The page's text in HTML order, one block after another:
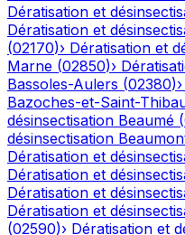
Dératisation et
Dératisation et
(02170)› Dératisation et
Marne (02850)›
Bassoles-Aulers (02380)›
Bazoches-et-Saint-
désinsectisation Beaumé (
désinsectisation
Dératisation et
Dératisation et
Dératisation et
Dératisation et
(02590)› Dératisation et